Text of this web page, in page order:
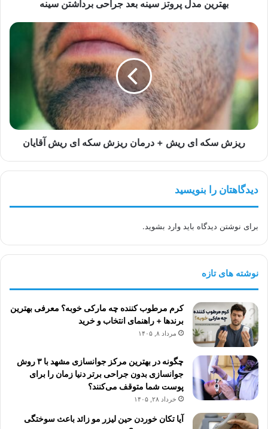
بهترین مدل پروتز سینه بعد جراحی برداشتن سینه
ریزش
ای
+
درمان
ریزش
سکه‌
ای
ریشریزش سکه‌ ای ریش + درمان ریزش سکه‌ ای ریش آقایان
دیدگاهتان را بنویسید
برای نوشتن دیدگاه باید وارد بشوید.
نوشته های تازه
کرم مرطوب کننده چه مارکی خوبه؟ معرفی بهترین
برندها + راهنمای انتخاب و خرید
مرداد ۸, ۱۴۰۵
چگونه در بهترین مرکز جوانسازی مشهد با ۳ روش
جوانسازی بدون جراحی برتر دنیا زمان را برای
پوست شما متوقف می‌کنند؟
خرداد ۲۸, ۱۴۰۵
آیا تکان خوردن حین لیزر مو زائد باعث سوختگی